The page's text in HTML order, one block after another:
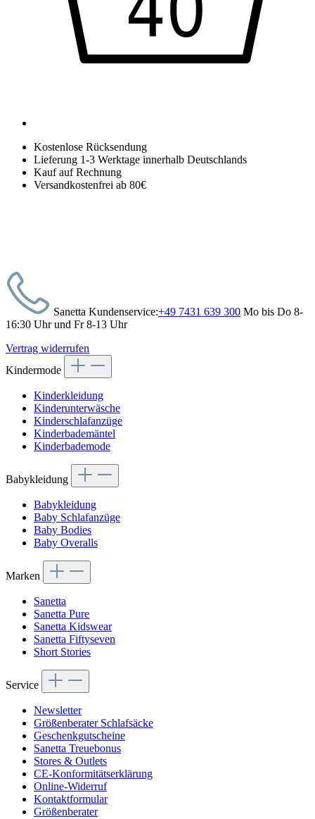
Kostenlose Rücksendung
Lieferung 1-3 Werktage innerhalb Deutschlands
Kauf auf Rechnung
Versandkostenfrei ab 80€
Sanetta Kundenservice:+49 7431 639 300 Mo bis Do 8-
16:30 Uhr und Fr 8-13 Uhr
Vertrag widerrufen
Kindermode
Kinderkleidung
Kinderunterwäsche
Kinderschlafanzüge
Kinderbademäntel
Kinderbademode
Babykleidung
Babykleidung
Baby Schlafanzüge
Baby Bodies
Baby Overalls
Marken
Sanetta
Sanetta Pure
Sanetta Kidswear
Sanetta Fiftyseven
Short Stories
Service
Newsletter
Größenberater Schlafsäcke
Geschenkgutscheine
Sanetta Treuebonus
Stores & Outlets
CE-Konformitätserklärung
Online-Widerruf
Kontaktformular
Größenberater